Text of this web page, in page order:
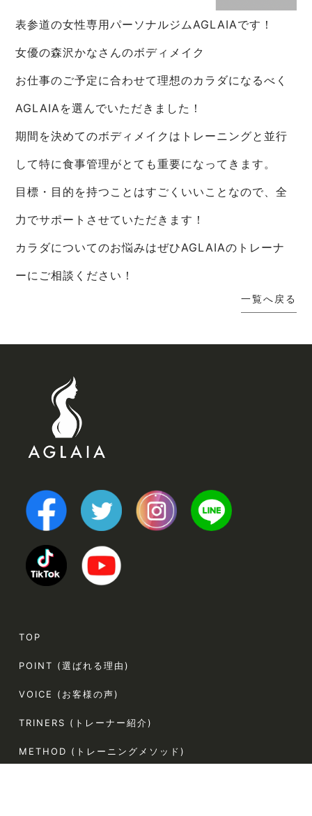
表参道の女性専用パーソナルジムAGLAIAです！
女優の森沢かなさんのボディメイク
お仕事のご予定に合わせて理想のカラダになるべく
AGLAIAを選んでいただきました！
期間を決めてのボディメイクはトレーニングと並行
して特に食事管理がとても重要になってきます。
目標・目的を持つことはすごくいいことなので、全
力でサポートさせていただきます！
カラダについてのお悩みはぜひAGLAIAのトレーナ
ーにご相談ください！
一覧へ戻る
TOP
POINT (選ばれる理由)
VOICE (お客様の声)
TRINERS (トレーナー紹介)
METHOD (トレーニングメソッド)